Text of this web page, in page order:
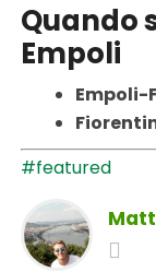
Quando
Empoli
Empoli-
#featured